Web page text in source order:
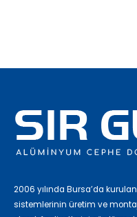
2006 yılında Bursa’da
sistemlerinin üretim ve